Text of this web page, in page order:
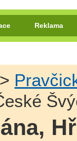
Reklama
>